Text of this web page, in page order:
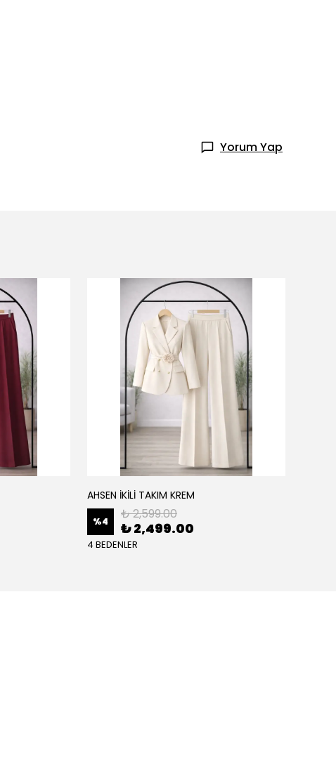
Yorum Yap
AHSEN İKİLİ TAKIM KREM
%4 ₺ 2,599.00
₺ 2,499.00
4 BEDENLER